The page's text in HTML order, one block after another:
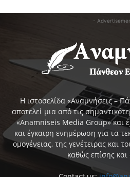
-
Η ιστοσελίδα «Αναμνήσεις –
αποτελεί μια από τις
«Anamniseis Media Group» και
και έγκαιρη ενημέρωση για τα
ομογένειας, της γενέτειρας και
καθώς επίσης